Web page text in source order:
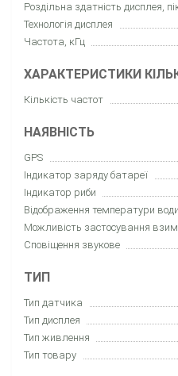
Роздільна здатність дисплея,
Технологія дисплея
Частота, кГц
ХАРАКТЕРИСТИКИ
Кількість частот
НАЯВНІСТЬ
GPS
Індикатор заряду батареї
Індикатор риби
Відображення температури води
Можливість застосування
Сповіщення звукове
ТИП
Тип датчика
Тип дисплея
Тип живлення
Тип товару